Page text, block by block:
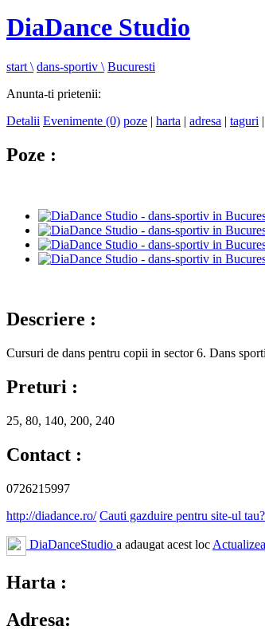
DiaDance Studio
start \ dans-sportiv \ Bucuresti
Anunta-ti prietenii:
Detalii Evenimente (0) poze | harta | adresa | taguri |
Poze :
Descriere :
Cursuri de dans pentru copii in sector 6. Dans
Preturi :
25, 80, 140, 200, 240
Contact :
0726215997
http://diadance.ro/ Cauti gazduire pentru site-ul tau?
DiaDanceStudio a adaugat acest loc
Harta :
Adresa: